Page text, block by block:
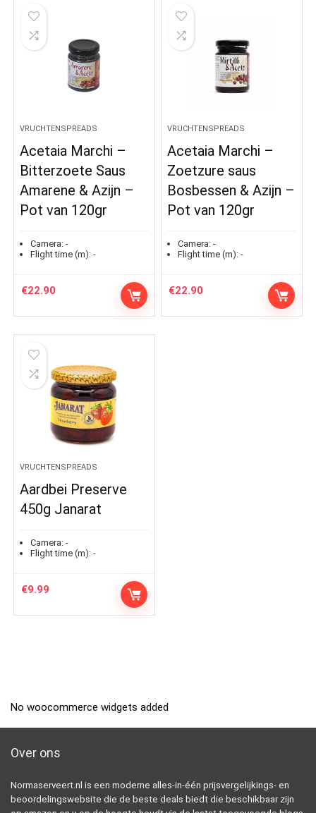
VRUCHTENSPREADS
Acetaia Marchi –
Bitterzoete Saus
Amarene & Azijn –
Pot van 120gr
Camera: -
Flight time (m): -
€22.90
VRUCHTENSPREADS
Acetaia Marchi –
Zoetzure saus
Bosbessen & Azijn –
Pot van 120gr
Camera: -
Flight time (m): -
€22.90
VRUCHTENSPREADS
Aardbei Preserve
450g Janarat
Camera: -
Flight time (m): -
€9.99
No woocommerce widgets added
Over ons
Normaserveert.nl is een moderne alles-in-één prijsvergelijkings- en
beoordelingswebsite die de beste deals biedt die beschikbaar zijn